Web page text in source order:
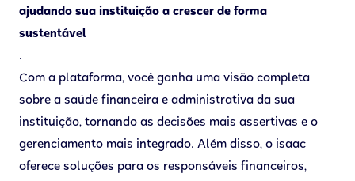
ajudando sua instituição a crescer de forma
sustentável
.
Com a plataforma, você ganha uma visão completa
sobre a saúde financeira e administrativa da sua
instituição, tornando as decisões mais assertivas e o
gerenciamento mais integrado. Além disso, o isaac
oferece soluções para os responsáveis financeiros,